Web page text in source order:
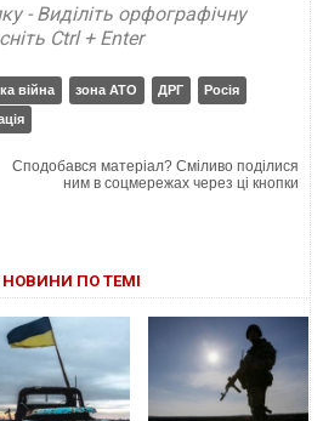
- Виділіть орфографічну
Ctrl + Enter
війна зона АТО ДРГ
Росія
Сподобався матеріал? Сміливо поділися
ним в соцмережах через ці кнопки
НОВИНИ ПО ТЕМІ